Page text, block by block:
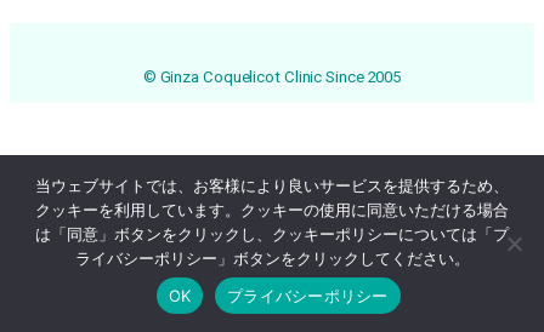
Online Reservation 03-3569-1233
© Ginza Coquelicot Clinic Since 2005
当ウェブサイトでは、お客様により良いサービスを提供するため、
クッキーを利用しています。クッキーの使用に同意いただける場合
は「同意」ボタンをクリックし、クッキーポリシーについては「プ
ライバシーポリシー」ボタンをクリックしてください。
OK
プライバシーポリシー